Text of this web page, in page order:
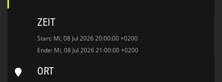
ZEIT
Start: Mi, 08 Jul 2026 20:00:00 +0200
Ende: Mi, 08 Jul 2026 21:00:00 +0200
ORT